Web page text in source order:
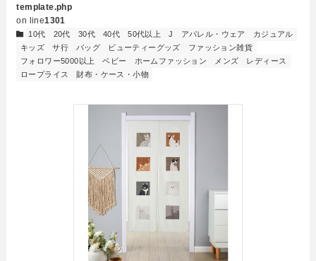
template.php
on line1301
10代 20代 30代 40代 50代以上 J アパレル・ウェア
カジュアル
キッズ
サ行 バッグ ビューティーグッズ
ファッション雑貨
フォロワー5000以上
ベビー ホームファッション メンズ
レディース
ロープライス
財布・ケース・小物